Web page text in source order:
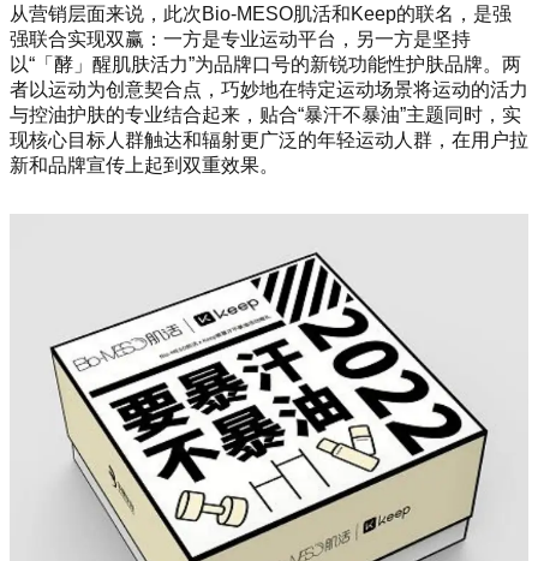
从营销层面来说，此次Bio-MESO肌活和Keep的联名，是强
强联合实现双赢：一方是专业运动平台，另一方是坚持
以“「酵」醒肌肤活力”为品牌口号的新锐功能性护肤品牌。两
者以运动为创意契合点，巧妙地在特定运动场景将运动的活力
与控油护肤的专业结合起来，贴合“暴汗不暴油”主题同时，实
现核心目标人群触达和辐射更广泛的年轻运动人群，在用户拉
新和品牌宣传上起到双重效果。